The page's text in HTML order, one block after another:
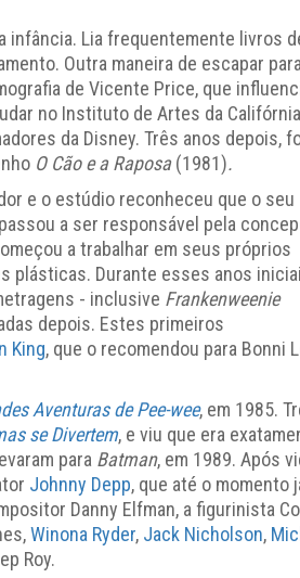
infância. Lia frequentemente livros
Outra maneira de escapar
de Vicente Price, que
no Instituto de Artes da
da Disney. Três anos depois,
O Cão e a Raposa(1981).
e o estúdio reconheceu que o seu
a ser responsável pela
a trabalhar em seus próprios
plásticas. Durante esses anos
- inclusive Frankenweenie
depois. Estes primeiros
King, que o recomendou para Bonni
Aventuras de Pee-wee, em 1985.
se Divertem, e viu que era
para Batman, em 1989. Após
Johnny Depp, que até o momento
Danny Elfman, a figurinista
Winona Ryder, Jack Nicholson,
Roy.